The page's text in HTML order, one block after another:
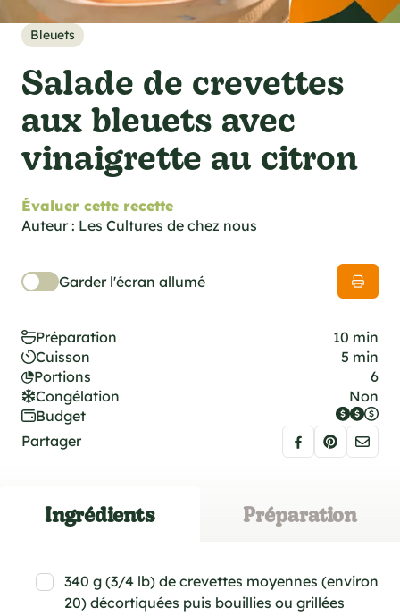
techniques
foodieBleuets
Salade de crevettes
aux bleuets avec
vinaigrette au citron
Évaluer cette recette
Auteur : Les Cultures de chez nous
Garder l'écran allumé
Préparation
10 min
Cuisson
5 min
Portions
6
Congélation
Non
Budget
Partager
Ingrédients Préparation
340 g (3/4 lb) de crevettes moyennes (environ
20) décortiquées puis bouillies ou grillées